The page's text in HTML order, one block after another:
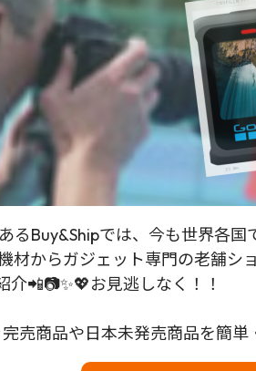
るBuy&Shipでは、今も世界各
材からガジェット専門の老舗シ
📲📷✨💖お見逃しなく！！
売商品や日本未発売商品を簡単